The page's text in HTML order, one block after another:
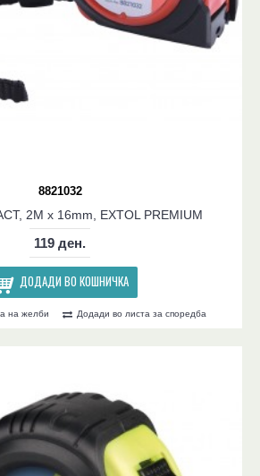
8821032
2M x 16mm, EXTOL PREMIUM
119 ден.
ДОДАДИ ВО КОШНИЧКА
на желби Додади во листа за споредба